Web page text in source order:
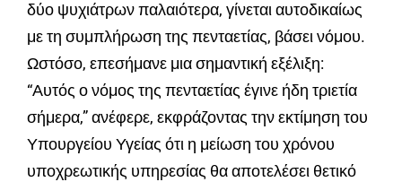
δύο ψυχιάτρων παλαιότερα, γίνεται αυτοδικαίως
με τη συμπλήρωση της πενταετίας, βάσει νόμου.
Ωστόσο, επεσήμανε μια σημαντική εξέλιξη:
“Αυτός ο νόμος της πενταετίας έγινε ήδη τριετία
σήμερα,” ανέφερε, εκφράζοντας την εκτίμηση του
Υπουργείου Υγείας ότι η μείωση του χρόνου
υποχρεωτικής υπηρεσίας θα αποτελέσει θετικό